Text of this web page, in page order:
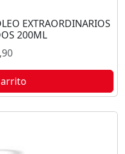
EXTRAORDINARIOS
200ML